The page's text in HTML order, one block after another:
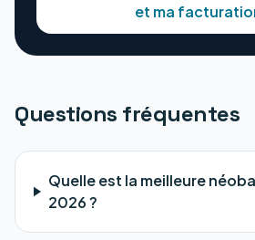
et ma
Questions fréquentes
Quelle est la meilleure
2026 ?